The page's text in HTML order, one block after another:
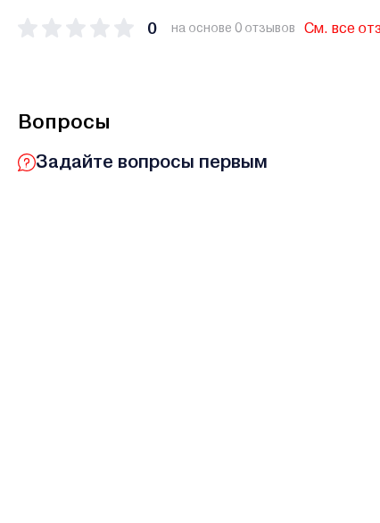
0 на основе 0 отзывов См. все
Вопросы
Задайте вопросы первым